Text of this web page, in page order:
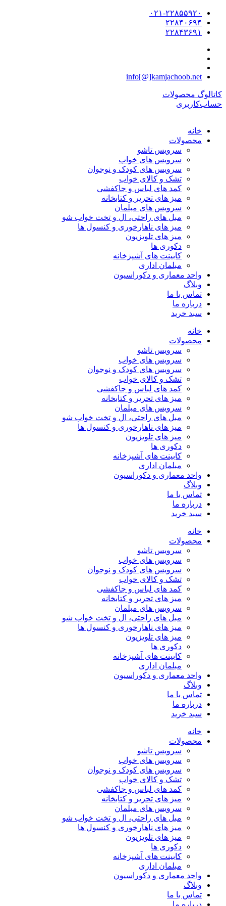
۰۲۱-۲۲۸۵۵۹۲۰
۲۲۸۴۰۶۹۴
۲۲۸۴۳۶۹۱
info[@]kamjachoob.net
کاتالوگ محصولات
حساب‌کاربری
خانه
محصولات
سرویس تاشو
سرویس های خواب
سرویس های کودک و نوجوان
تشک و کالای خواب
کمد های لباس و جاکفشی
میز های تحریر و کتابخانه
سرویس های مبلمان
مبل های راحتی، ال و تخت خواب شو
میز های ناهارخوری و کنسول ها
میز های تلویزیون
دکوری ها
کابینت های آشپزخانه
مبلمان اداری
واحد معماری و دکوراسیون
وبلاگ
تماس با ما
درباره ما
سبد خرید
خانه
محصولات
سرویس تاشو
سرویس های خواب
سرویس های کودک و نوجوان
تشک و کالای خواب
کمد های لباس و جاکفشی
میز های تحریر و کتابخانه
سرویس های مبلمان
مبل های راحتی، ال و تخت خواب شو
میز های ناهارخوری و کنسول ها
میز های تلویزیون
دکوری ها
کابینت های آشپزخانه
مبلمان اداری
واحد معماری و دکوراسیون
وبلاگ
تماس با ما
درباره ما
سبد خرید
خانه
محصولات
سرویس تاشو
سرویس های خواب
سرویس های کودک و نوجوان
تشک و کالای خواب
کمد های لباس و جاکفشی
میز های تحریر و کتابخانه
سرویس های مبلمان
مبل های راحتی، ال و تخت خواب شو
میز های ناهارخوری و کنسول ها
میز های تلویزیون
دکوری ها
کابینت های آشپزخانه
مبلمان اداری
واحد معماری و دکوراسیون
وبلاگ
تماس با ما
درباره ما
سبد خرید
خانه
محصولات
سرویس تاشو
سرویس های خواب
سرویس های کودک و نوجوان
تشک و کالای خواب
کمد های لباس و جاکفشی
میز های تحریر و کتابخانه
سرویس های مبلمان
مبل های راحتی، ال و تخت خواب شو
میز های ناهارخوری و کنسول ها
میز های تلویزیون
دکوری ها
کابینت های آشپزخانه
مبلمان اداری
واحد معماری و دکوراسیون
وبلاگ
تماس با ما
درباره ما